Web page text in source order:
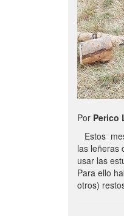
Por Perico
Estos
las leñeras
usar las
Para ello
otros)